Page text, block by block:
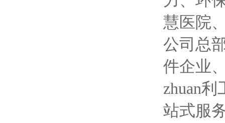
慧医院
公司总
件企业
zhuan
站式服